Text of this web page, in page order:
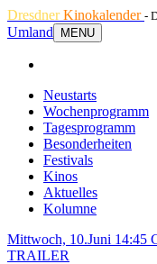
DresdnerKinokalender -
Umland
MENU
Neustarts
Wochenprogramm
Tagesprogramm
Besonderheiten
Festivals
Kinos
Aktuelles
Kolumne
Mittwoch, 10.Juni 14:45
TRAILER